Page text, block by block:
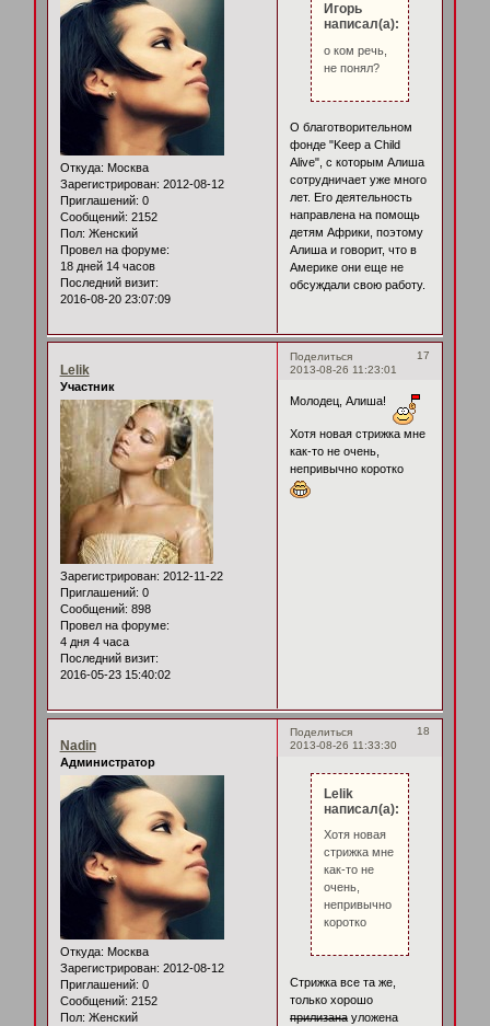
Откуда: Москва
Зарегистрирован: 2012-08-12
Приглашений: 0
Сообщений: 2152
Пол: Женский
Провел на форуме:
18 дней 14 часов
Последний визит:
2016-08-20 23:07:09
Игорь
написал(а):
о ком речь,
не понял?
О благотворительном
фонде "Keep a Child
Alive", с которым Алиша
сотрудничает уже много
лет. Его деятельность
направлена на помощь
детям Африки, поэтому
Алиша и говорит, что в
Америке они еще не
обсуждали свою работу.
Поделиться
17
2013-08-26 11:23:01
Lelik
Участник
Зарегистрирован: 2012-11-22
Приглашений: 0
Сообщений: 898
Провел на форуме:
4 дня 4 часа
Последний визит:
2016-05-23 15:40:02
Молодец, Алиша!
Хотя новая стрижка мне
как-то не очень,
непривычно коротко
Поделиться
18
2013-08-26 11:33:30
Nadin
Администратор
Откуда: Москва
Зарегистрирован: 2012-08-12
Приглашений: 0
Сообщений: 2152
Пол: Женский
Lelik
написал(а):
Хотя новая
стрижка мне
как-то не
очень,
непривычно
коротко
Стрижка все та же,
только хорошо
прилизанауложена